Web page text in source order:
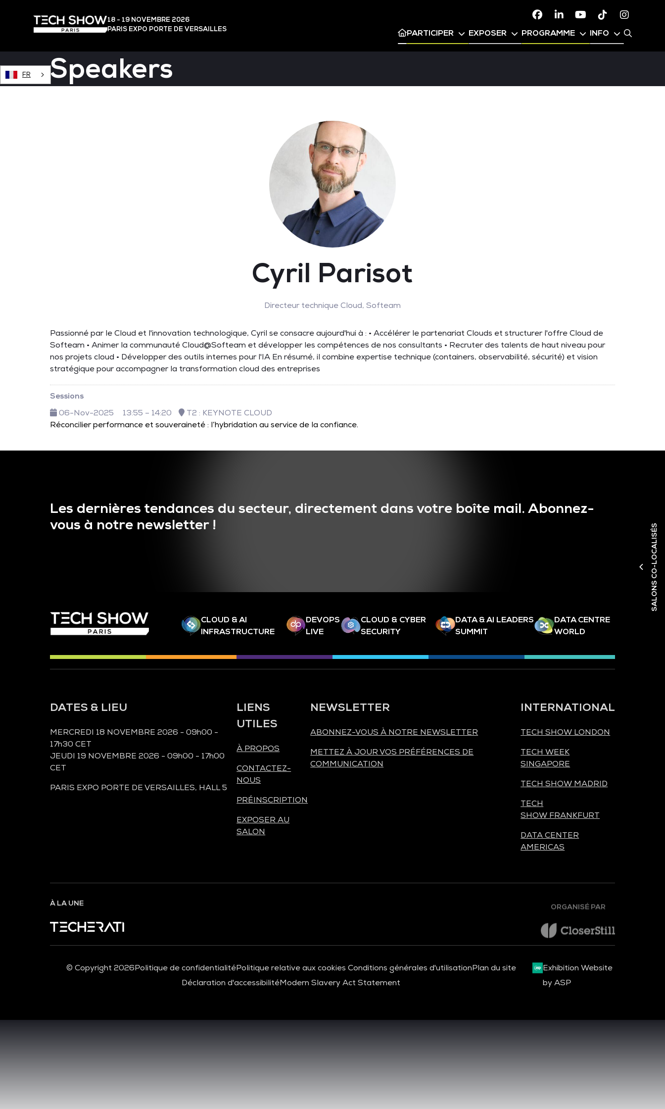
18 - 19 NOVEMBRE 2026
PARIS EXPO PORTE DE VERSAILLES
FacebookLinkedinYoutubeTikTok
PARTICIPER EXPOSER PROGRAMME INFO
FR
SALONS CO-LOCALISÉS
Speakers
Cyril Parisot
Directeur technique Cloud, Softeam
Passionné par le Cloud et l'innovation technologique, Cyril se consacre aujourd'hui à : • Accélérer le partenariat Clouds et structurer l'offre Cloud de
Softeam • Animer la communauté Cloud@Softeam et développer les compétences de nos consultants • Recruter des talents de haut niveau pour
nos projets cloud • Développer des outils internes pour l'IA En résumé, il combine expertise technique (containers, observabilité, sécurité) et vision
stratégique pour accompagner la transformation cloud des entreprises
Sessions
06-Nov-2025
13:55 – 14:20
T2 : KEYNOTE CLOUD
Réconcilier performance et souveraineté : l’hybridation au service de la confiance.
Les dernières tendances du secteur, directement dans votre boîte mail. Abonnez-
vous à notre newsletter !
CLOUD & AI
INFRASTRUCTURE
DEVOPS
LIVE
CLOUD & CYBER
SECURITY
DATA & AI LEADERS
SUMMIT
DATA CENTRE
WORLD
DATES & LIEU
MERCREDI 18 NOVEMBRE 2026 - 09h00 -
17h30 CET
JEUDI 19 NOVEMBRE 2026 - 09h00 - 17h00
CET
PARIS EXPO PORTE DE VERSAILLES, HALL 5
LIENS
UTILES
À PROPOS
CONTACTEZ-
NOUS
PRÉINSCRIPTION
EXPOSER AU
SALON
NEWSLETTER
ABONNEZ-VOUS À NOTRE NEWSLETTER
METTEZ À JOUR VOS PRÉFÉRENCES DE
COMMUNICATION
INTERNATIONAL
TECH SHOW LONDON
TECH WEEK
SINGAPORE
TECH SHOW MADRID
TECH
SHOW FRANKFURT
DATA CENTER
AMERICAS
À LA UNE ORGANISÉ PAR
© Copyright 2026Politique de confidentialitéPolitique relative aux cookies Conditions générales d'utilisationPlan du site
Déclaration d'accessibilitéModern Slavery Act Statement
Exhibition Website
by ASP